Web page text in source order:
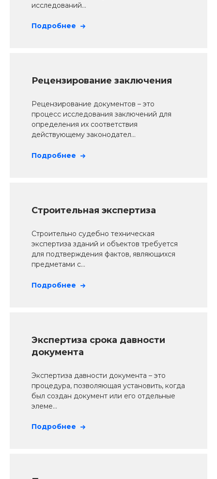
исследований...
Подробнее
Рецензирование заключения
Рецензирование документов – это
процесс исследования заключений для
определения их соответствия
действующему законодател...
Подробнее
Строительная экспертиза
Строительно судебно техническая
экспертиза зданий и объектов требуется
для подтверждения фактов, являющихся
предметами с...
Подробнее
Экспертиза срока давности
документа
Экспертиза давности документа – это
процедура, позволяющая установить, когда
был создан документ или его отдельные
элеме...
Подробнее